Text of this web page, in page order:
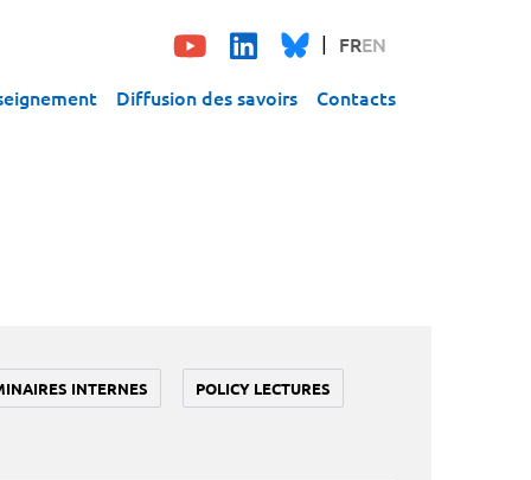
FREN
Diffusion des savoirs Contacts
INTERNES POLICY LECTURES